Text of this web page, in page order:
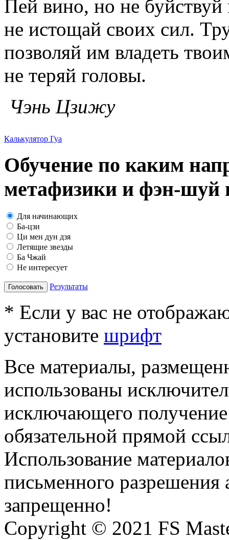
Пей вино, но не
не истощай своих сил.
позволяй им владеть
не теряй головы.
Чэнь Цзижу
Калькулятор Гуа
Обучение по каким
метафизики и фэн-шуй
Для начинающих
Ба-цзи
Ци мен дун дзя
Летящие звезды
Ба Чжай
Не интересует
Голосовать Результаты
* Если у вас не
установите шрифт
Все материалы,
использованы
исключающего
обязательной прямой
Использование
письменного разрешения
запрещенно!
Copyright © 2021 FS